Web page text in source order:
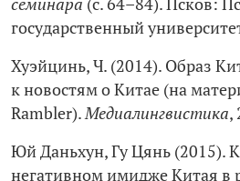
государственный
Хуэйцинь, Ч. (2014). Образ
к новостям о Китае (на
Rambler).Медиалингвистика,
Юй Даньхун, Гу Цянь (2015).
негативном имидже Китая в